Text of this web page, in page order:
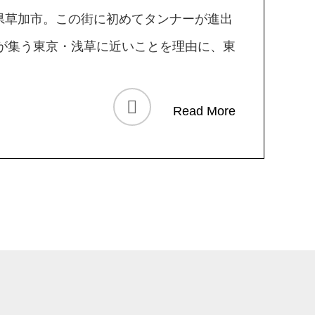
加市。この街に初めてタンナーが進出
集う東京・浅草に近いことを理由に、東
Read More